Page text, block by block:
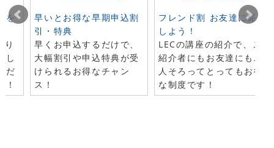
を
り
し
だ
早いとお得な早期申込割
引・特典
早くお申込するだけで、
大幅割引や申込特典が受
けられるお得なチャン
ス！
フレンド割 お友達に紹介
しよう！
LECの講座の紹介で、ご
紹介者にもお友達にも二
人そろってとってもお得
な制度です！